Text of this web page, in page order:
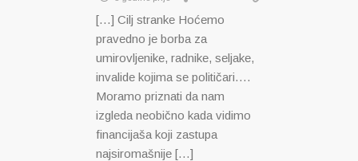
[…] Cilj stranke Hoćemo
pravedno je borba za
umirovljenike, radnike, seljake,
invalide kojima se političari….
Moramo priznati da nam
izgleda neobično kada vidimo
financijaša koji zastupa
najsiromašnije […]